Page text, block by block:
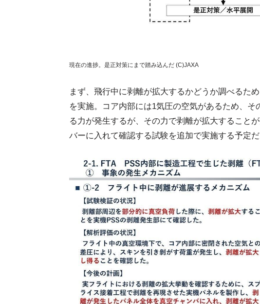
現在の進捗。是正対策にまで踏み込んだ (C)JAXA
まず、飛行中に剥離が拡大するかどうか調べるた
を実施。コア内部には1気圧の空気があるため、
る力が発生するが、その力で剥離が拡大すること
バーに入れて確認する試験を追加で実施する予定だ